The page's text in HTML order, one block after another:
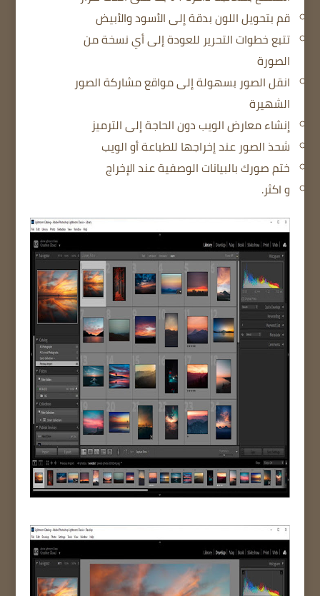
قم بتحويل اللون بدقة إلى الأسود والأبيض
تتبع خطوات التحرير للعودة إلى أي نسخة من
الصورة
انقل الصور بسهولة إلى مواقع مشاركة الصور
الشهيرة
إنشاء معارض الويب دون الحاجة إلى الترميز
شحذ الصور عند إخراجها للطباعة أو الويب
ختم صورك بالبيانات الوصفية عند الإخراج
و اكثر.